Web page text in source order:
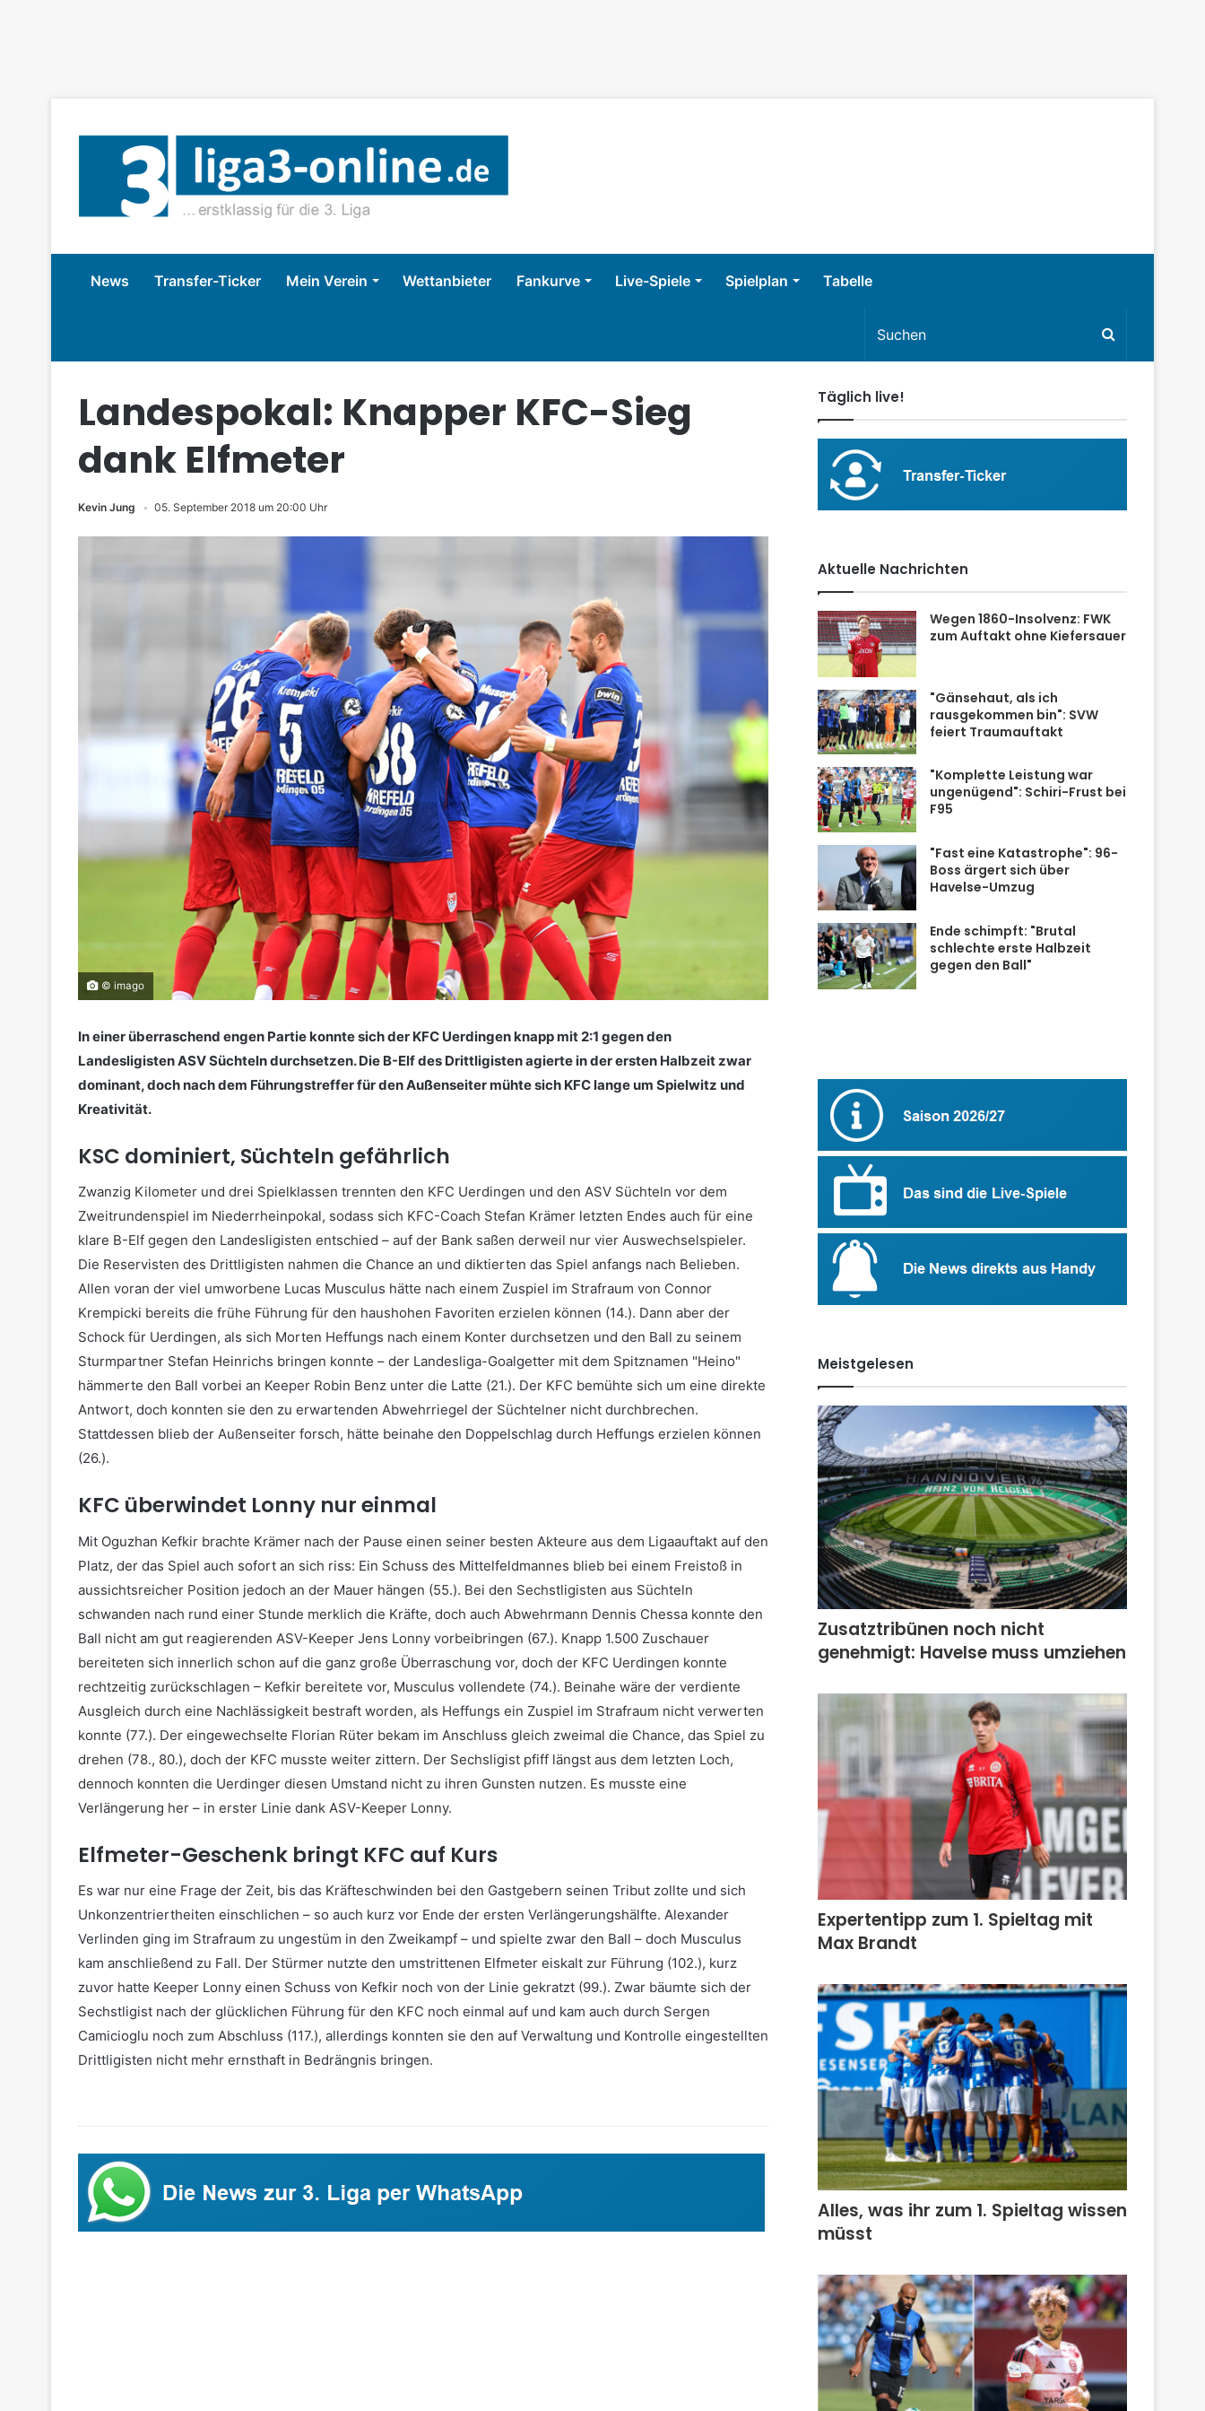
News Transfer-Ticker Mein Verein Wettanbieter Fankurve Live-Spiele Spielplan Tabelle
Landespokal: Knapper KFC-Sieg
dank Elfmeter
Kevin Jung 05. September 2018 um 20:00 Uhr
© imago
In einer überraschend engen Partie konnte sich der KFC Uerdingen knapp mit 2:1 gegen den
Landesligisten ASV Süchteln durchsetzen. Die B-Elf des Drittligisten agierte in der ersten Halbzeit zwar
dominant, doch nach dem Führungstreffer für den Außenseiter mühte sich KFC lange um Spielwitz und
Kreativität.
KSC dominiert, Süchteln gefährlich
Zwanzig Kilometer und drei Spielklassen trennten den KFC Uerdingen und den ASV Süchteln vor dem
Zweitrundenspiel im Niederrheinpokal, sodass sich KFC-Coach Stefan Krämer letzten Endes auch für eine
klare B-Elf gegen den Landesligisten entschied – auf der Bank saßen derweil nur vier Auswechselspieler.
Die Reservisten des Drittligisten nahmen die Chance an und diktierten das Spiel anfangs nach Belieben.
Allen voran der viel umworbene Lucas Musculus hätte nach einem Zuspiel im Strafraum von Connor
Krempicki bereits die frühe Führung für den haushohen Favoriten erzielen können (14.). Dann aber der
Schock für Uerdingen, als sich Morten Heffungs nach einem Konter durchsetzen und den Ball zu seinem
Sturmpartner Stefan Heinrichs bringen konnte – der Landesliga-Goalgetter mit dem Spitznamen "Heino"
hämmerte den Ball vorbei an Keeper Robin Benz unter die Latte (21.). Der KFC bemühte sich um eine direkte
Antwort, doch konnten sie den zu erwartenden Abwehrriegel der Süchtelner nicht durchbrechen.
Stattdessen blieb der Außenseiter forsch, hätte beinahe den Doppelschlag durch Heffungs erzielen können
(26.).
KFC überwindet Lonny nur einmal
Mit Oguzhan Kefkir brachte Krämer nach der Pause einen seiner besten Akteure aus dem Ligaauftakt auf den
Platz, der das Spiel auch sofort an sich riss: Ein Schuss des Mittelfeldmannes blieb bei einem Freistoß in
aussichtsreicher Position jedoch an der Mauer hängen (55.). Bei den Sechstligisten aus Süchteln
schwanden nach rund einer Stunde merklich die Kräfte, doch auch Abwehrmann Dennis Chessa konnte den
Ball nicht am gut reagierenden ASV-Keeper Jens Lonny vorbeibringen (67.). Knapp 1.500 Zuschauer
bereiteten sich innerlich schon auf die ganz große Überraschung vor, doch der KFC Uerdingen konnte
rechtzeitig zurückschlagen – Kefkir bereitete vor, Musculus vollendete (74.). Beinahe wäre der verdiente
Ausgleich durch eine Nachlässigkeit bestraft worden, als Heffungs ein Zuspiel im Strafraum nicht verwerten
konnte (77.). Der eingewechselte Florian Rüter bekam im Anschluss gleich zweimal die Chance, das Spiel zu
drehen (78., 80.), doch der KFC musste weiter zittern. Der Sechsligist pfiff längst aus dem letzten Loch,
dennoch konnten die Uerdinger diesen Umstand nicht zu ihren Gunsten nutzen. Es musste eine
Verlängerung her – in erster Linie dank ASV-Keeper Lonny.
Elfmeter-Geschenk bringt KFC auf Kurs
Es war nur eine Frage der Zeit, bis das Kräfteschwinden bei den Gastgebern seinen Tribut zollte und sich
Unkonzentriertheiten einschlichen – so auch kurz vor Ende der ersten Verlängerungshälfte. Alexander
Verlinden ging im Strafraum zu ungestüm in den Zweikampf – und spielte zwar den Ball – doch Musculus
kam anschließend zu Fall. Der Stürmer nutzte den umstrittenen Elfmeter eiskalt zur Führung (102.), kurz
zuvor hatte Keeper Lonny einen Schuss von Kefkir noch von der Linie gekratzt (99.). Zwar bäumte sich der
Sechstligist nach der glücklichen Führung für den KFC noch einmal auf und kam auch durch Sergen
Camicioglu noch zum Abschluss (117.), allerdings konnten sie den auf Verwaltung und Kontrolle eingestellten
Drittligisten nicht mehr ernsthaft in Bedrängnis bringen.
Täglich live!
Aktuelle Nachrichten
Wegen 1860-Insolvenz: FWK
zum Auftakt ohne Kiefersauer
"Gänsehaut, als ich
rausgekommen bin": SVW
feiert Traumauftakt
"Komplette Leistung war
ungenügend": Schiri-Frust bei
F95
"Fast eine Katastrophe": 96-
Boss ärgert sich über
Havelse-Umzug
Ende schimpft: "Brutal
schlechte erste Halbzeit
gegen den Ball"
Meistgelesen
Zusatztribünen noch nicht
genehmigt: Havelse muss umziehen
Expertentipp zum 1. Spieltag mit
Max Brandt
Alles, was ihr zum 1. Spieltag wissen
müsst